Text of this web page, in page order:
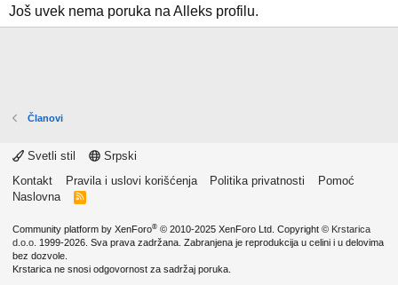
Još uvek nema poruka na Alleks profilu.
Članovi
Svetli stil
Srpski
Kontakt
Pravila i uslovi korišćenja Politika privatnosti
Pomoć
Naslovna
R
Community platform by XenForo® © 2010-2025 XenForo Ltd. Copyright © Krstarica
d.o.o. 1999-2026. Sva prava zadržana. Zabranjena je reprodukcija u celini i u delovima
bez dozvole.
Krstarica ne snosi odgovornost za sadržaj poruka.